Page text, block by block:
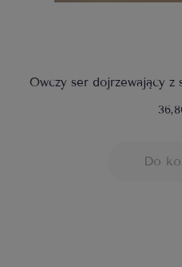
Owczy ser dojrzewający z
Do